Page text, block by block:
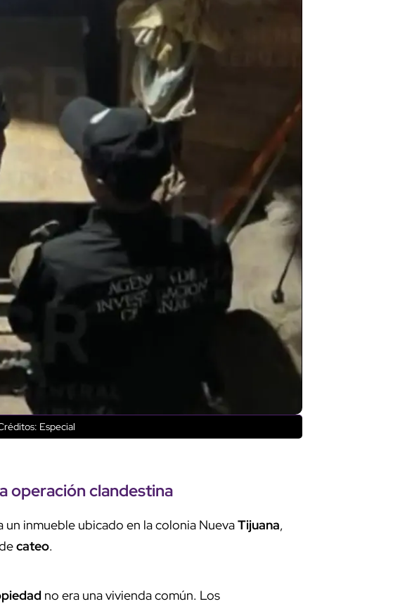
Especial
operación clandestina
inmueble ubicado en la colonia NuevaTijuana,
cateo.
no era una vivienda común. Los